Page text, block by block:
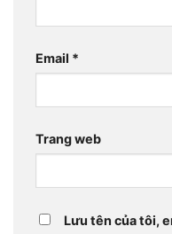
Email *
Trang web
Lưu tên của tôi,